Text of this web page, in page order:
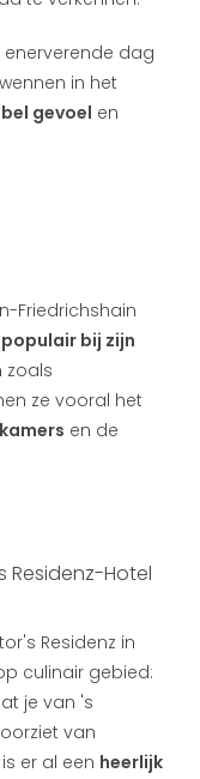
dag
in het
gevoel en
Friedrichshain
bij zijn
zoals
ze vooral het
en de
Residenz-Hotel
Residenz in
culinair gebied:
je van 's
van
er al een heerlijk